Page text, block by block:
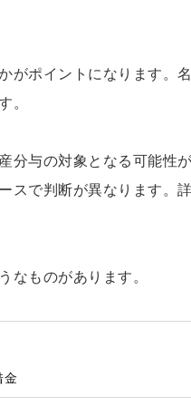
がポイントになります。
。
分与の対象となる可能性
スで判断が異なります。
なものがあります。
金